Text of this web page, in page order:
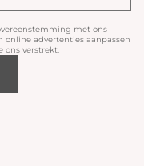
met ons
advertenties aanpassen
ons verstrekt.